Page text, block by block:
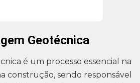
Geotécnica
é um processo essencial na
construção, sendo responsável